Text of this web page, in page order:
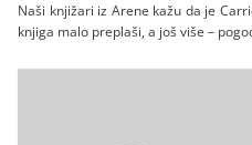
Naši knjižari iz Arene kažu da je
knjiga malo preplaši, a još više –